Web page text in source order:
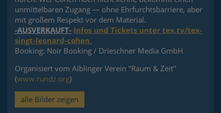
unmittelbaren Zugang — ohne Ehrfurchtsbarriere, aber
mit großem Respekt vor dem Material.
-AUSVERKAUFT- Infos und Tickets unter tex.tv/tex-
singt-leonard-cohen
Booking: Noir Booking / Drieschner Media GmbH
Organisiert vom Aiblinger Verein "Raum & Zeit"
(www.rundz.org)
alle Bilder zeigen